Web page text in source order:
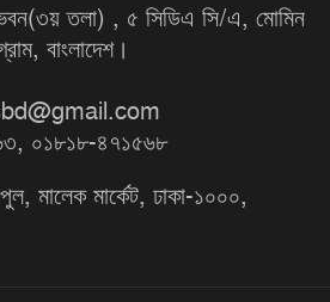
তলা) , ৫ সিডিএ সি/এ, মোমিন
বাংলাদেশ।
০১৮১৮-৪৭১৫৬৮
মালেক মার্কেট, ঢাকা-১০০০,